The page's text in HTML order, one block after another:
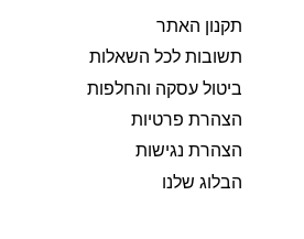
תקנון האתר
תשובות לכל השאלות
ביטול עסקה והחלפות
הצהרת פרטיות
הצהרת נגישות
הבלוג שלנו